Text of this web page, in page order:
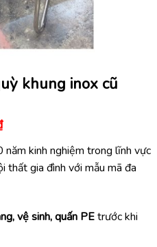
khung inox cũ
Giá
hiện
tại
là:
năm kinh nghiệm trong lĩnh vực
thất gia đình với mẫu mã đa
vệ sinh, quấn PEtrước khi